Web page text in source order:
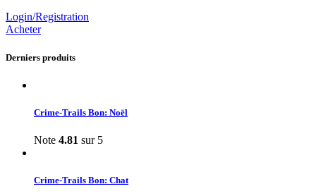
Login/Registration
Acheter
Derniers produits
Crime-Trails Bon: Noël
Note 4.81 sur 5
Crime-Trails Bon: Chat